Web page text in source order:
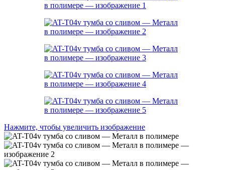
Нажмите, чтобы увеличить изображение